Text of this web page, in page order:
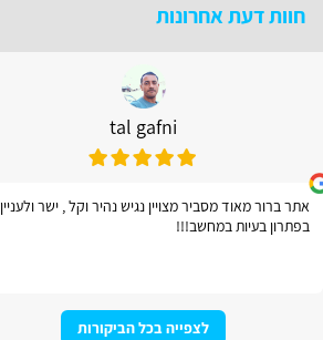
חוות דעת אחרונות
tal gafni
אתר ברור מאוד מסביר מצויין נגיש נהיר וקל , ישר ולעניין
בפתרון בעיות במחשב!!!
לצפייה בכל הביקורות